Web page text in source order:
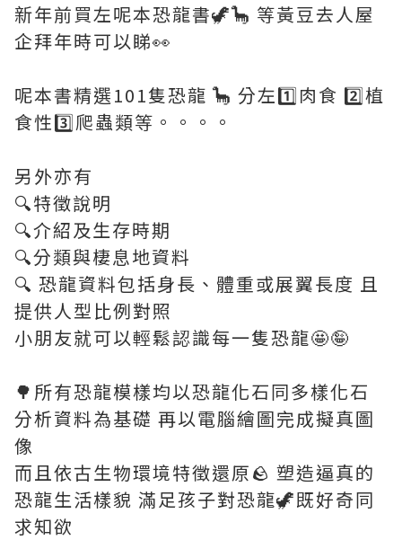
新年前買左呢本恐龍書🦖🦕 等黃豆去人屋
企拜年時可以睇👀
呢本書精選101隻恐龍 🦕 分左1️⃣肉食 2️⃣植
食性3️⃣爬蟲類等。。。。
另外亦有
🔍特徵說明
🔍介紹及生存時期
🔍分類與棲息地資料
🔍 恐龍資料包括身長、體重或展翼長度 且
提供人型比例對照
小朋友就可以輕鬆認識每一隻恐龍🤩🤪
🌳所有恐龍模樣均以恐龍化石同多樣化石
分析資料為基礎 再以電腦繪圖完成擬真圖
像
而且依古生物環境特徵還原🪨 塑造逼真的
恐龍生活樣貌 滿足孩子對恐龍🦖既好奇同
求知欲